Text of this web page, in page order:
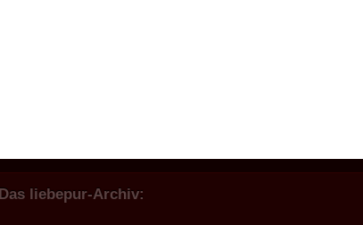
Das liebepur-Archiv: